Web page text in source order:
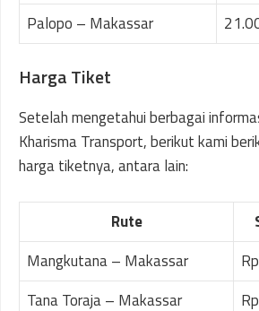
Palopo – Makassar
Harga Tiket
Setelah mengetahui berbagai
Kharisma Transport, berikut kami
harga tiketnya, antara lain:
Rute
Mangkutana – Makassar
Tana Toraja – Makassar